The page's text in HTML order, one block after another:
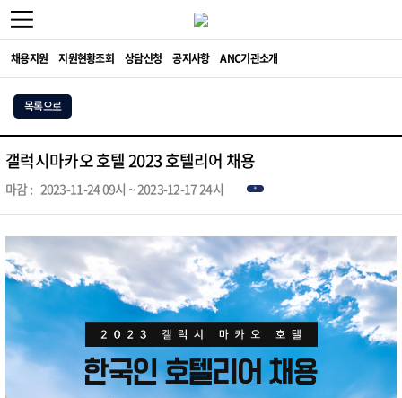
채용지원 지원현황조회 상담신청 공지사항 ANC기관소개
목록으로
갤럭시마카오 호텔 2023 호텔리어 채용
마감 : 2023-11-24 09시 ~ 2023-12-17 24시 종료